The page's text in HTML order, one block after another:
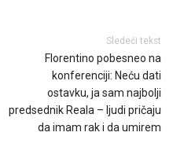
Sledeći tekst
Florentino pobesneo na
konferenciji: Neću dati
ostavku, ja sam najbolji
predsednik Reala – ljudi pričaju
da imam rak i da umirem